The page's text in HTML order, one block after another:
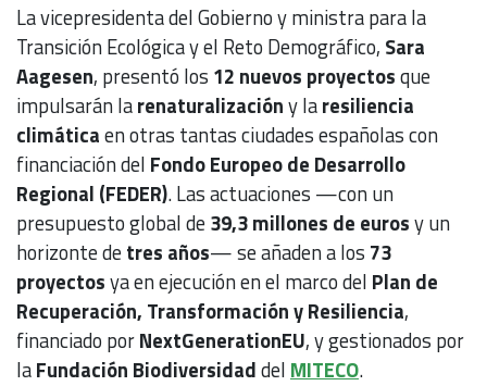
La vicepresidenta del Gobierno y ministra para la
Transición Ecológica y el Reto Demográfico, Sara
Aagesen, presentó los 12 nuevos proyectosque
impulsarán larenaturalizacióny laresiliencia
climáticaen otras tantas ciudades españolas con
financiación del Fondo Europeo de Desarrollo
Regional (FEDER). Las actuaciones —con un
presupuesto global de39,3 millones de eurosy un
horizonte detres años— se añaden a los 73
proyectosya en ejecución en el marco del Plan de
Recuperación, Transformación y Resiliencia,
financiado porNextGenerationEU, y gestionados por
laFundación Biodiversidaddel MITECO.